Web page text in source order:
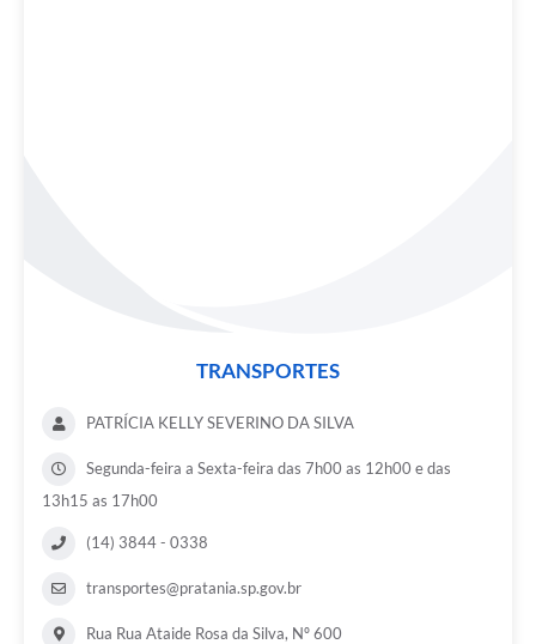
TRANSPORTES
PATRÍCIA KELLY SEVERINO DA SILVA
Segunda-feira a Sexta-feira das 7h00 as 12h00 e das
13h15 as 17h00
(14) 3844 - 0338
transportes@pratania.sp.gov.br
Rua Rua Ataide Rosa da Silva, Nº 600